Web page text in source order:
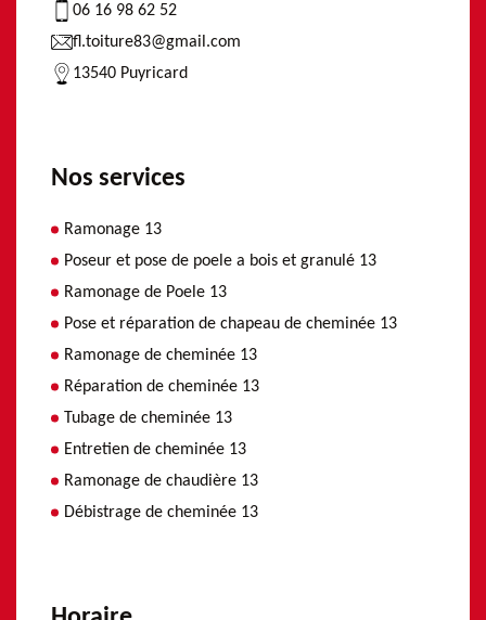
06 16 98 62 52
fl.toiture83@gmail.com
13540 Puyricard
Nos services
Ramonage 13
Poseur et pose de poele a bois et granulé 13
Ramonage de Poele 13
Pose et réparation de chapeau de cheminée 13
Ramonage de cheminée 13
Réparation de cheminée 13
Tubage de cheminée 13
Entretien de cheminée 13
Ramonage de chaudière 13
Débistrage de cheminée 13